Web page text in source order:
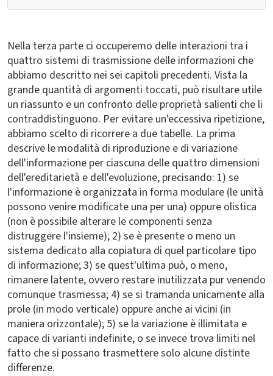
Nella terza parte ci occuperemo delle interazioni tra i
quattro sistemi di trasmissione delle informazioni che
abbiamo descritto nei sei capitoli precedenti. Vista la
grande quantità di argomenti toccati, può risultare utile
un riassunto e un confronto delle proprietà salienti che li
contraddistinguono. Per evitare un'eccessiva ripetizione,
abbiamo scelto di ricorrere a due tabelle. La prima
descrive le modalità di riproduzione e di variazione
dell'informazione per ciascuna delle quattro dimensioni
dell'ereditarietà e dell'evoluzione, precisando: 1) se
l'informazione è organizzata in forma modulare (le unità
possono venire modificate una per una) oppure olistica
(non è possibile alterare le componenti senza
distruggere l'insieme); 2) se è presente o meno un
sistema dedicato alla copiatura di quel particolare tipo
di informazione; 3) se quest'ultima può, o meno,
rimanere latente, ovvero restare inutilizzata pur venendo
comunque trasmessa; 4) se si tramanda unicamente alla
prole (in modo verticale) oppure anche ai vicini (in
maniera orizzontale); 5) se la variazione è illimitata e
capace di varianti indefinite, o se invece trova limiti nel
fatto che si possano trasmettere solo alcune distinte
differenze.